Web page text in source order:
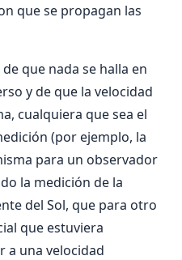
que se propagan las
que nada se halla en
y de que la velocidad
cualquiera que sea el
(por ejemplo, la
para un observador
la medición de la
del Sol, que para otro
que estuviera
a una velocidad